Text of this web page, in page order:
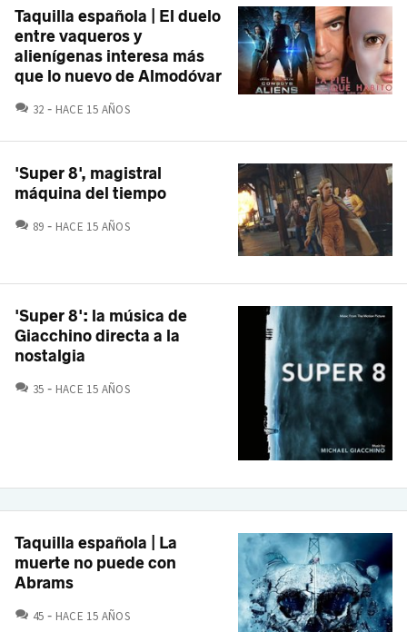
Taquilla española | El duelo
entre vaqueros y
alienígenas interesa más
que lo nuevo de Almodóvar
32 COMENTARIOS
HACE 15 AÑOS
'Super 8', magistral
máquina del tiempo
89 COMENTARIOS
HACE 15 AÑOS
'Super 8': la música de
Giacchino directa a la
nostalgia
35 COMENTARIOS
HACE 15 AÑOS
Taquilla española | La
muerte no puede con
Abrams
45 COMENTARIOS
HACE 15 AÑOS